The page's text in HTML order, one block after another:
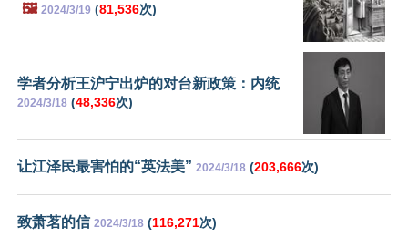
🖼️ 2024/3/19 (81,536次)
学者分析王沪宁出炉的对台新政策：内统
2024/3/18 (48,336次)
让江泽民最害怕的“英法美” 2024/3/18 (203,666次)
致萧茗的信 2024/3/18 (116,271次)